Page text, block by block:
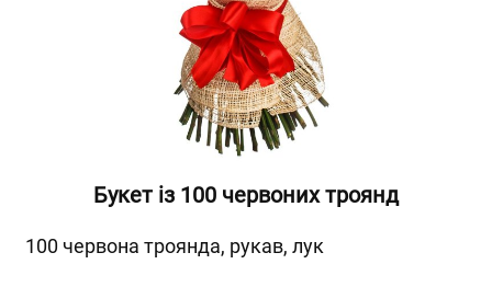
Букет із 100 червоних троянд
100 червона троянда, рукав, лук